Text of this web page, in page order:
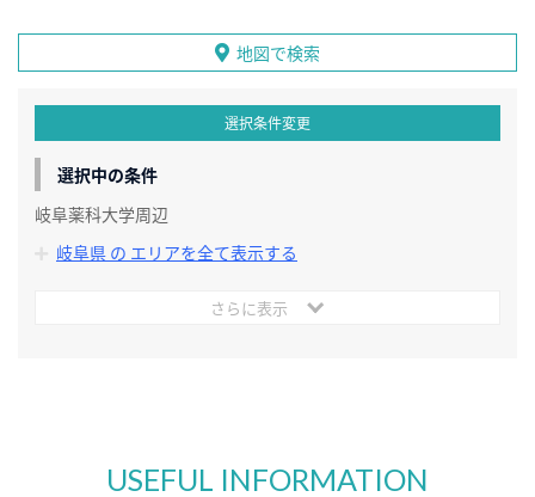
地図で検索
選択条件変更
選択中の条件
岐阜薬科大学周辺
岐阜県 の エリアを全て表示する
さらに表示
USEFUL INFORMATION